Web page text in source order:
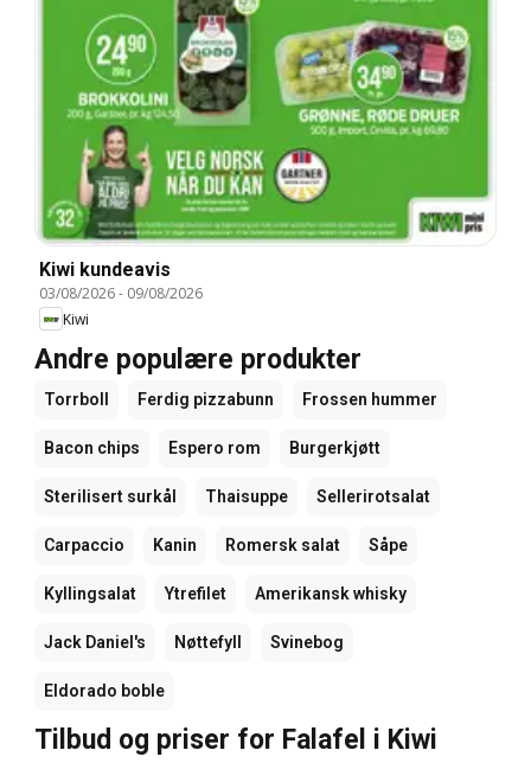
Kiwi kundeavis
03/08/2026- 09/08/2026
Kiwi
Andre populære produkter
Torrboll Ferdig pizzabunn Frossen hummer
Bacon chips Espero rom Burgerkjøtt
Sterilisert surkål Thaisuppe Sellerirotsalat
Carpaccio Kanin Romersk salat Såpe
Kyllingsalat Ytrefilet Amerikansk whisky
Jack Daniel's Nøttefyll Svinebog
Eldorado boble
Tilbud og priser for Falafel i Kiwi